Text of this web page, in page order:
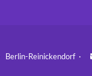
Berlin-Reinickendorf ·